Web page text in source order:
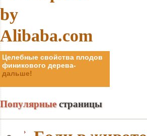
Целебные свойства плодов
финикового дерева-
дальше!
Целебные свойства плодов
финикового дерева-
дальше!
Популярныестраницы